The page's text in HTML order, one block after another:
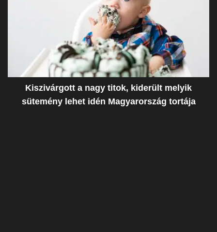
Kiszivárgott a nagy titok, kiderült melyik
sütemény lehet idén Magyarország tortája